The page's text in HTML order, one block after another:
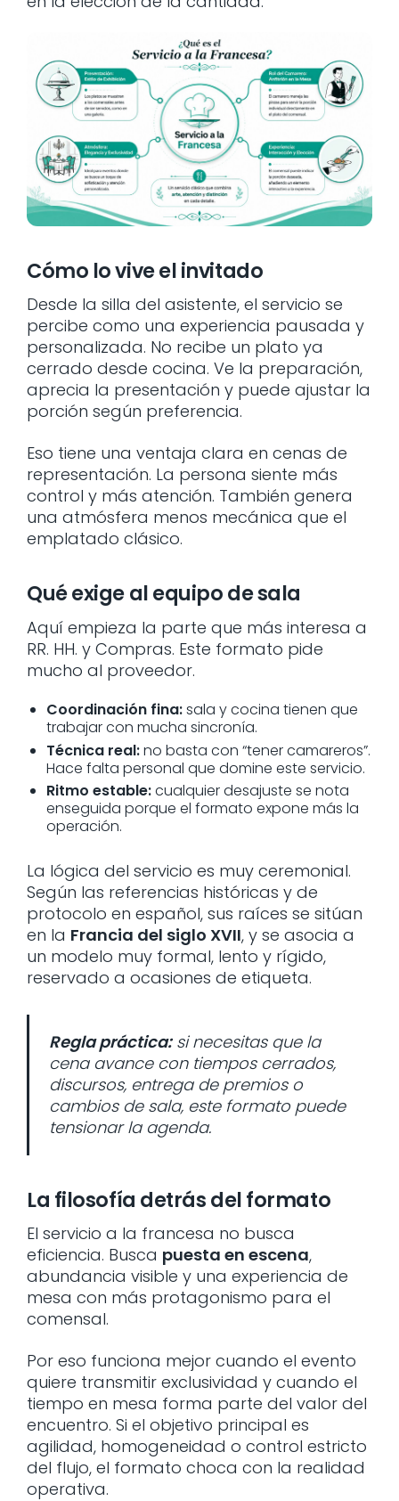
Cómo lo vive el invitado
Desde la silla del asistente, el servicio se
percibe como una experiencia pausada y
personalizada. No recibe un plato ya
cerrado desde cocina. Ve la preparación,
aprecia la presentación y puede ajustar la
porción según preferencia.
Eso tiene una ventaja clara en cenas de
representación. La persona siente más
control y más atención. También genera
una atmósfera menos mecánica que el
emplatado clásico.
Qué exige al equipo de sala
Aquí empieza la parte que más interesa a
RR. HH. y Compras. Este formato pide
mucho al proveedor.
Coordinación fina:sala y cocina tienen que
trabajar con mucha sincronía.
Técnica real:no basta con “tener camareros”.
Hace falta personal que domine este servicio.
Ritmo estable:cualquier desajuste se nota
enseguida porque el formato expone más la
operación.
La lógica del servicio es muy ceremonial.
Según las referencias históricas y de
protocolo en español, sus raíces se sitúan
en la Francia del siglo XVII, y se asocia a
un modelo muy formal, lento y rígido,
reservado a ocasiones de etiqueta.
Regla práctica:si necesitas que la
cena avance con tiempos cerrados,
discursos, entrega de premios o
cambios de sala, este formato puede
tensionar la agenda.
La filosofía detrás del formato
El servicio a la francesa no busca
eficiencia. Busca puesta en escena,
abundancia visible y una experiencia de
mesa con más protagonismo para el
comensal.
Por eso funciona mejor cuando el evento
quiere transmitir exclusividad y cuando el
tiempo en mesa forma parte del valor del
encuentro. Si el objetivo principal es
agilidad, homogeneidad o control estricto
del flujo, el formato choca con la realidad
operativa.